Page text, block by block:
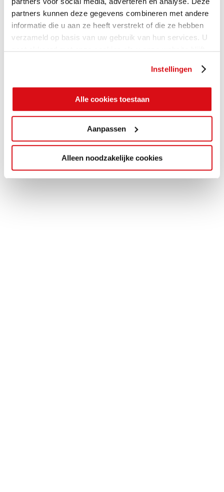
partners kunnen deze gegevens combineren met andere
informatie die u aan ze heeft verstrekt of die ze hebben
verzameld op basis van uw gebruik van hun services. U
gaat akkoord met onze cookies als u onze website blijft
Instellingen
Alle cookies toestaan
Aanpassen
Alleen noodzakelijke cookies